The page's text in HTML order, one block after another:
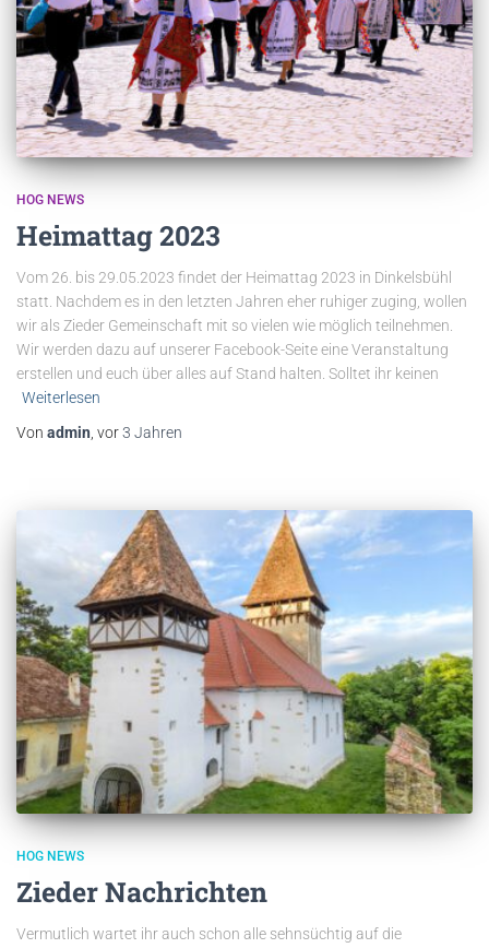
HOG NEWS
Heimattag 2023
Vom 26. bis 29.05.2023 findet der Heimattag 2023 in Dinkelsbühl
statt. Nachdem es in den letzten Jahren eher ruhiger zuging, wollen
wir als Zieder Gemeinschaft mit so vielen wie möglich teilnehmen.
Wir werden dazu auf unserer Facebook-Seite eine Veranstaltung
erstellen und euch über alles auf Stand halten. Solltet ihr keinen
Weiterlesen
Von admin , vor3 Jahren
HOG NEWS
Zieder Nachrichten
Vermutlich wartet ihr auch schon alle sehnsüchtig auf die